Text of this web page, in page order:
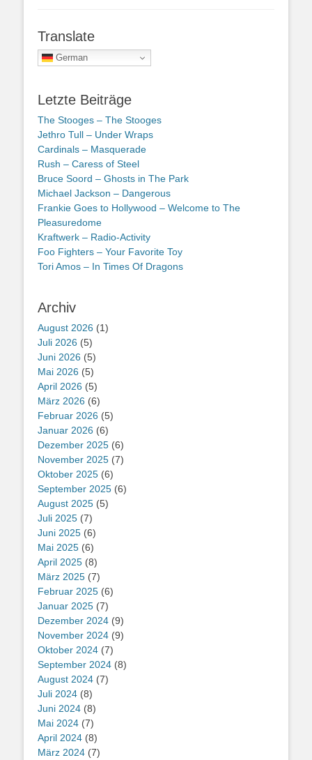
Translate
German
Letzte Beiträge
The Stooges – The Stooges
Jethro Tull – Under Wraps
Cardinals – Masquerade
Rush – Caress of Steel
Bruce Soord – Ghosts in The Park
Michael Jackson – Dangerous
Frankie Goes to Hollywood – Welcome to The
Pleasuredome
Kraftwerk – Radio-Activity
Foo Fighters – Your Favorite Toy
Tori Amos – In Times Of Dragons
Archiv
August 2026 (1)
Juli 2026 (5)
Juni 2026 (5)
Mai 2026 (5)
April 2026 (5)
März 2026 (6)
Februar 2026 (5)
Januar 2026 (6)
Dezember 2025 (6)
November 2025 (7)
Oktober 2025 (6)
September 2025 (6)
August 2025 (5)
Juli 2025 (7)
Juni 2025 (6)
Mai 2025 (6)
April 2025 (8)
März 2025 (7)
Februar 2025 (6)
Januar 2025 (7)
Dezember 2024 (9)
November 2024 (9)
Oktober 2024 (7)
September 2024 (8)
August 2024 (7)
Juli 2024 (8)
Juni 2024 (8)
Mai 2024 (7)
April 2024 (8)
März 2024 (7)